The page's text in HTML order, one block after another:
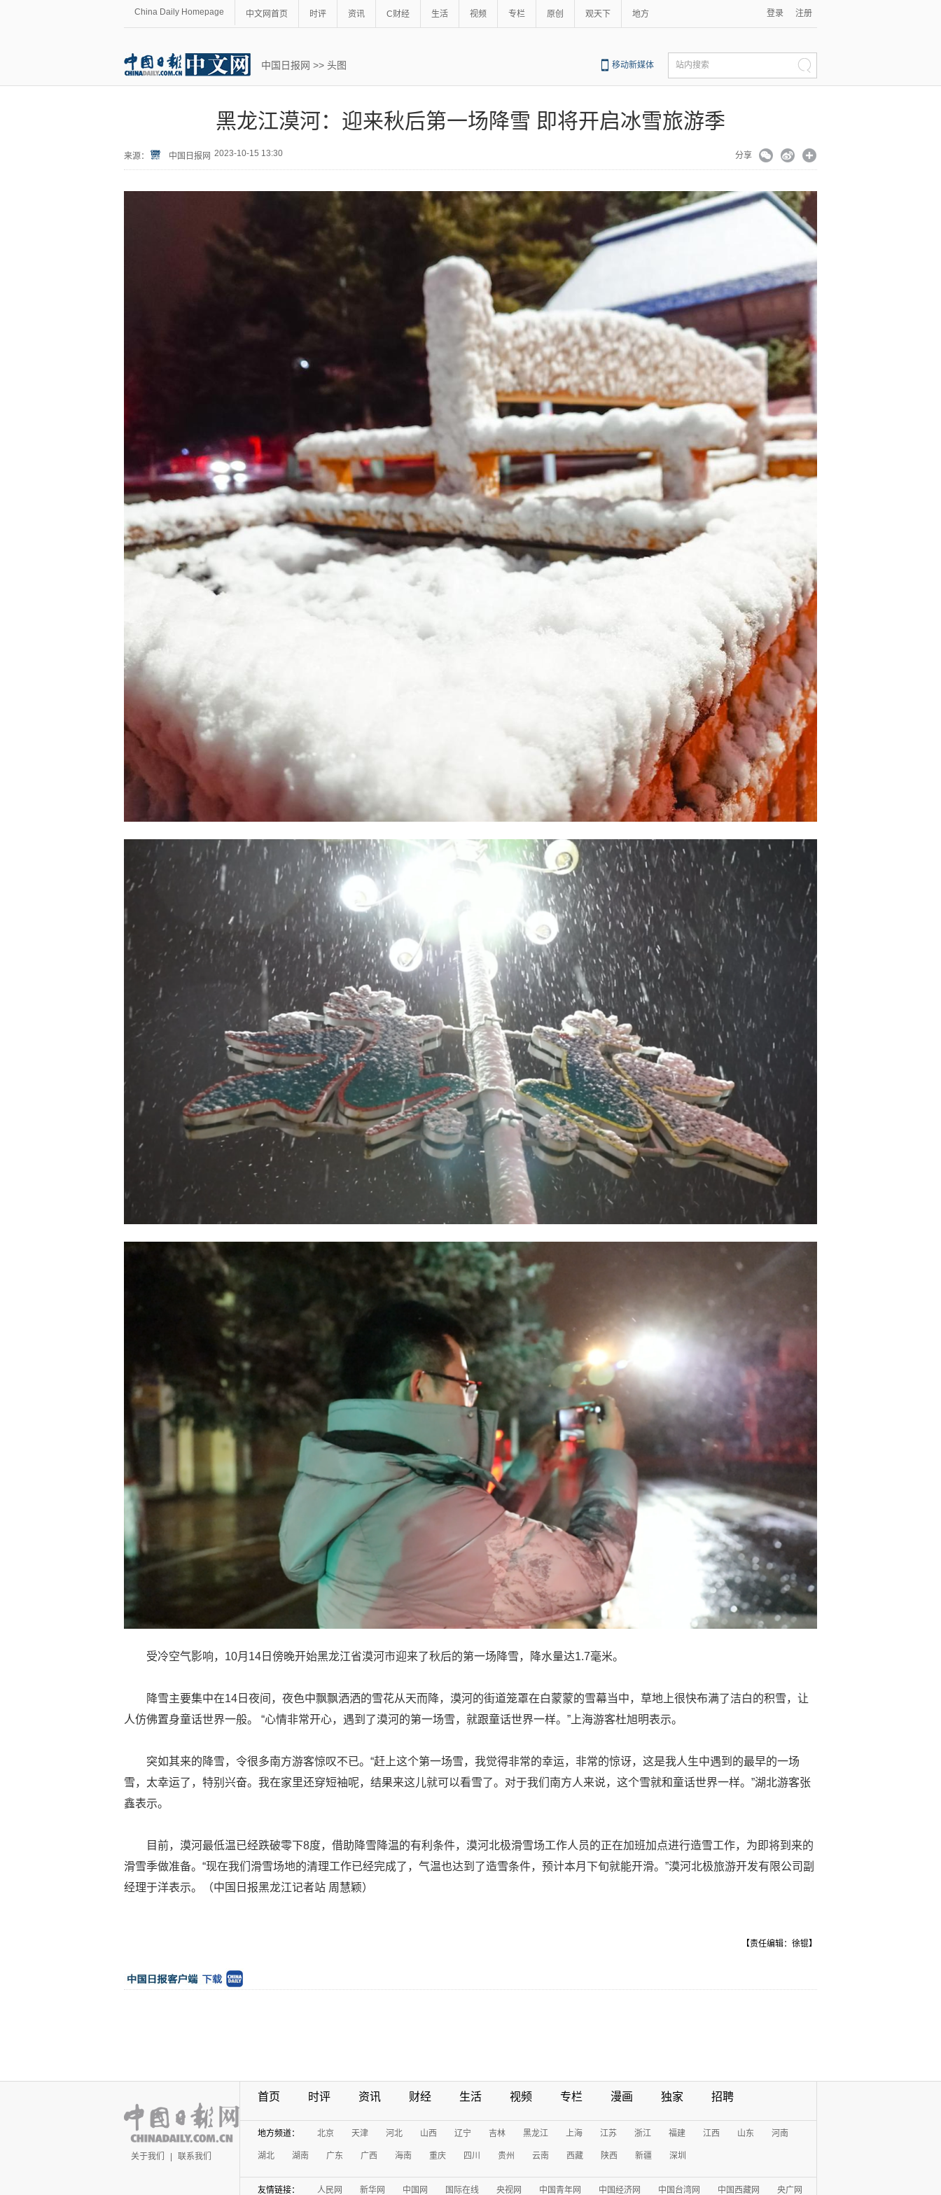
China Daily Homepage 中文网首页 时评 资讯 C财经 生活 视频 专栏 原创 观天下 地方 登录 注册
中国日报网 >> 头图 移动新媒体 站内搜索
黑龙江漠河：迎来秋后第一场降雪 即将开启冰雪旅游季
来源： 中国日报网 2023-10-15 13:30 分享
受冷空气影响，10月14日傍晚开始黑龙江省漠河市迎来了秋后的第一场降雪，降水量达1.7毫米。
降雪主要集中在14日夜间，夜色中飘飘洒洒的雪花从天而降，漠河的街道笼罩在白蒙蒙的雪幕当中，草地上很快布满了洁白的积雪，让
人仿佛置身童话世界一般。 “心情非常开心，遇到了漠河的第一场雪，就跟童话世界一样。”上海游客杜旭明表示。
突如其来的降雪，令很多南方游客惊叹不已。“赶上这个第一场雪，我觉得非常的幸运，非常的惊讶，这是我人生中遇到的最早的一场
雪，太幸运了，特别兴奋。我在家里还穿短袖呢，结果来这儿就可以看雪了。对于我们南方人来说，这个雪就和童话世界一样。”湖北游客张
鑫表示。
目前，漠河最低温已经跌破零下8度，借助降雪降温的有利条件，漠河北极滑雪场工作人员的正在加班加点进行造雪工作，为即将到来的
滑雪季做准备。“现在我们滑雪场地的清理工作已经完成了，气温也达到了造雪条件，预计本月下旬就能开滑。”漠河北极旅游开发有限公司副
经理于洋表示。（中国日报黑龙江记者站 周慧颖）
【责任编辑：徐锟】
关于我们 | 联系我们
首页 时评 资讯 财经 生活 视频 专栏 漫画 独家 招聘
地方频道： 北京 天津 河北 山西 辽宁 吉林 黑龙江 上海 江苏 浙江 福建 江西 山东 河南
湖北 湖南 广东 广西 海南 重庆 四川 贵州 云南 西藏 陕西 新疆 深圳
友情链接： 人民网 新华网 中国网 国际在线 央视网 中国青年网 中国经济网 中国台湾网 中国西藏网 央广网